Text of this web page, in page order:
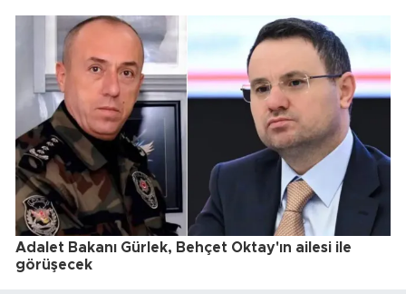
Adalet Bakanı Gürlek, Behçet Oktay'ın ailesi ile
görüşecek